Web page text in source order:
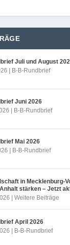
Juli und August
B-B-Rundbrief
Juni 2026
B-B-Rundbrief
Mai 2026
B-B-Rundbrief
in Mecklenburg-
stärken – Jetzt
|Weitere Beiträge
April 2026
B-B-Rundbrief